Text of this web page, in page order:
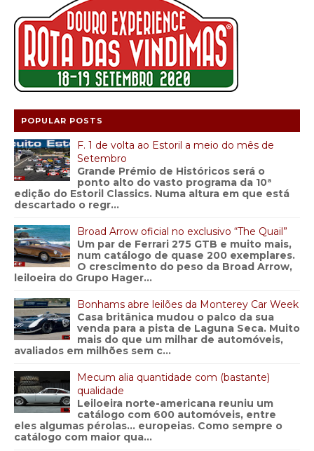
POPULAR POSTS
F. 1 de volta ao Estoril a meio do mês de
Setembro
Grande Prémio de Históricos será o
ponto alto do vasto programa da 10ª
edição do Estoril Classics. Numa altura em que está
descartado o regr...
Broad Arrow oficial no exclusivo “The Quail”
Um par de Ferrari 275 GTB e muito mais,
num catálogo de quase 200 exemplares.
O crescimento do peso da Broad Arrow,
leiloeira do Grupo Hager...
Bonhams abre leilões da Monterey Car Week
Casa britânica mudou o palco da sua
venda para a pista de Laguna Seca. Muito
mais do que um milhar de automóveis,
avaliados em milhões sem c...
Mecum alia quantidade com (bastante)
qualidade
Leiloeira norte-americana reuniu um
catálogo com 600 automóveis, entre
eles algumas pérolas… europeias. Como sempre o
catálogo com maior qua...